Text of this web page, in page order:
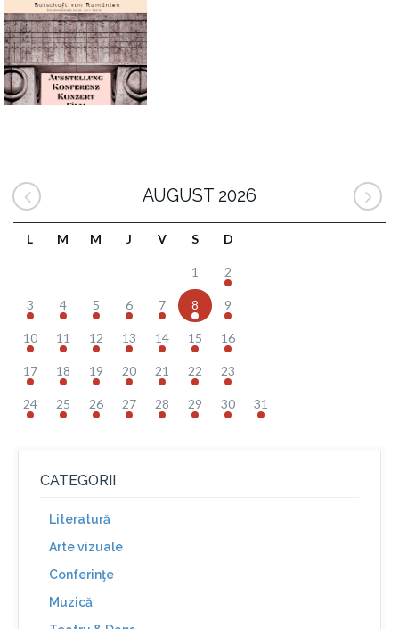
AUGUST 2026
L M M J V S D
1 2
3 4 5 6 7 8 9
10 11 12 13 14 15 16
17 18 19 20 21 22 23
24 25 26 27 28 29 30 31
CATEGORII
Literatură
Arte vizuale
Conferinţe
Muzică